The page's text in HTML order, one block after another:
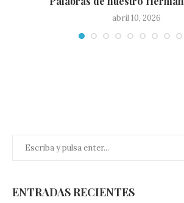
abril 10, 2026
ENTRADAS RECIENTES